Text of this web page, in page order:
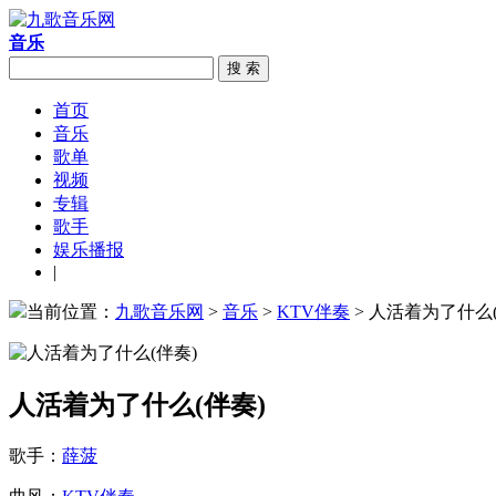
音乐
搜 索
首页
音乐
歌单
视频
专辑
歌手
娱乐播报
|
当前位置： 九歌音乐网 > 音乐 > KTV伴奏 > 人活着为了什
人活着为了什么(伴奏)
歌手： 薛菠